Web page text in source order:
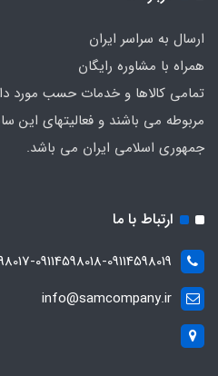
ارسال به سراسر ایران
همراه با مشاوره رایگان
تمامی کالاها و خدمات حسب مورد
مربوطه می باشند و فعالیتهای این
جمهوری اسلامی ایران می باشد.
ارتباط با ما
۰۹۱۱۹۲۵۹۵۱۷-09114598017-
info@samcompany.ir